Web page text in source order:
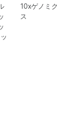
10xゲノミク
ス